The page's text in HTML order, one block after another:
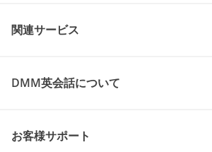
関連サービス
DMM英会話について
お客様サポート